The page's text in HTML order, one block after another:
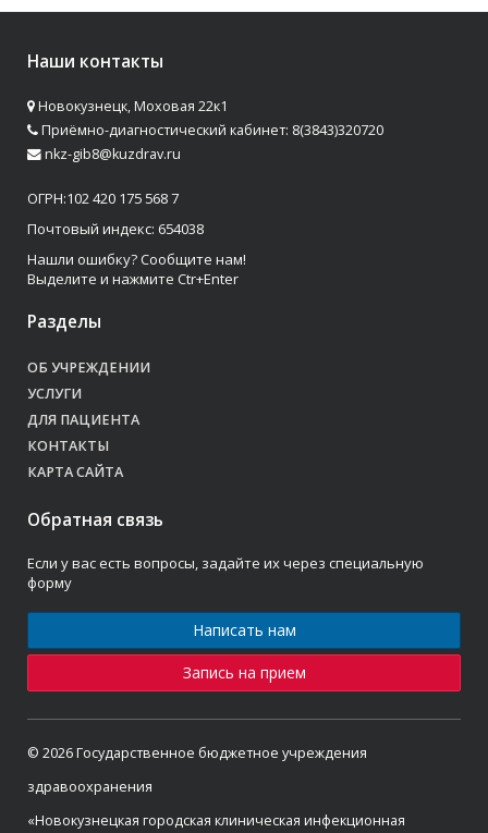
Наши контакты
Новокузнецк, Моховая 22к1
Приёмно-диагностический кабинет: 8(3843)320720
nkz-gib8@kuzdrav.ru
ОГРН:102 420 175 568 7
Почтовый индекс: 654038
Нашли ошибку? Сообщите нам!
Выделите и нажмите Ctr+Enter
Разделы
ОБ УЧРЕЖДЕНИИ
УСЛУГИ
ДЛЯ ПАЦИЕНТА
КОНТАКТЫ
КАРТА САЙТА
Обратная связь
Если у вас есть вопросы, задайте их через специальную
форму
Написать нам
Запись на прием
© 2026 Государственное бюджетное учреждения
здравоохранения
«Новокузнецкая городская клиническая инфекционная